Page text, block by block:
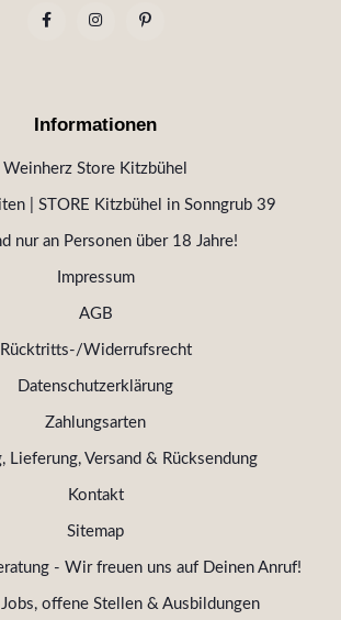
Informationen
Weinherz Store Kitzbühel
| STORE Kitzbühel in Sonngrub 39
nur an Personen über 18 Jahre!
Impressum
AGB
Rücktritts-/Widerrufsrecht
Datenschutzerklärung
Zahlungsarten
Lieferung, Versand & Rücksendung
Kontakt
Sitemap
- Wir freuen uns auf Deinen Anruf!
offene Stellen & Ausbildungen